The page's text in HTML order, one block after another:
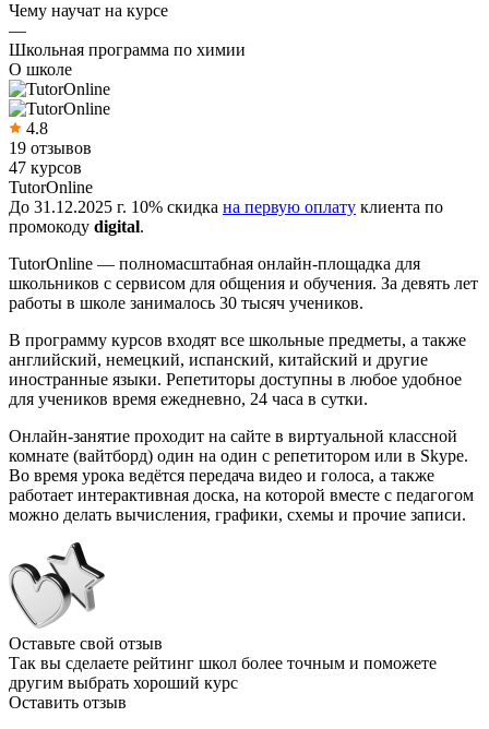
Чему научат на курсе
—
Школьная программа по химии
О школе
4.8
19 отзывов
47 курсов
TutorOnline
До 31.12.2025 г. 10% скидка на первую оплату клиента по
промокоду digital.
TutorOnline — полномасштабная онлайн-площадка для
школьников с сервисом для общения и обучения. За девять лет
работы в школе занималось 30 тысяч учеников.
В программу курсов входят все школьные предметы, а также
английский, немецкий, испанский, китайский и другие
иностранные языки. Репетиторы доступны в любое удобное
для учеников время ежедневно, 24 часа в сутки.
Онлайн-занятие проходит на сайте в виртуальной классной
комнате (вайтборд) один на один с репетитором или в Skype.
Во время урока ведётся передача видео и голоса, а также
работает интерактивная доска, на которой вместе с педагогом
можно делать вычисления, графики, схемы и прочие записи.
Оставьте свой отзыв
Так вы сделаете рейтинг школ более точным и поможете
другим выбрать хороший курс
Оставить отзыв